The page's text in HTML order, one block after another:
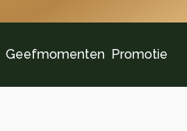
Geefmomenten Promotie